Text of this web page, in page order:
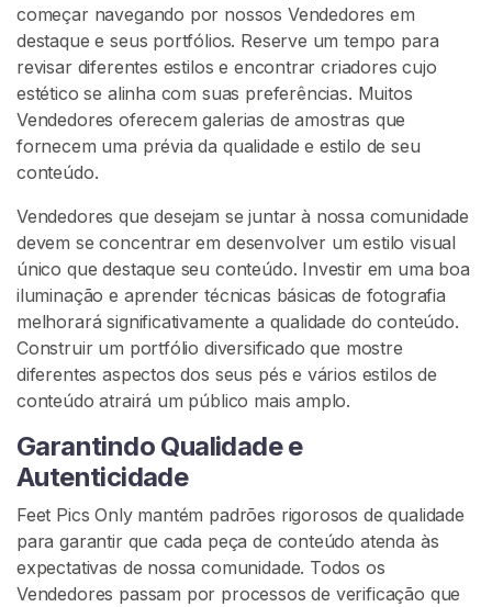
começar navegando por nossos Vendedores em
destaque e seus portfólios. Reserve um tempo para
revisar diferentes estilos e encontrar criadores cujo
estético se alinha com suas preferências. Muitos
Vendedores oferecem galerias de amostras que
fornecem uma prévia da qualidade e estilo de seu
conteúdo.
Vendedores que desejam se juntar à nossa comunidade
devem se concentrar em desenvolver um estilo visual
único que destaque seu conteúdo. Investir em uma boa
iluminação e aprender técnicas básicas de fotografia
melhorará significativamente a qualidade do conteúdo.
Construir um portfólio diversificado que mostre
diferentes aspectos dos seus pés e vários estilos de
conteúdo atrairá um público mais amplo.
Garantindo Qualidade e
Autenticidade
Feet Pics Only mantém padrões rigorosos de qualidade
para garantir que cada peça de conteúdo atenda às
expectativas de nossa comunidade. Todos os
Vendedores passam por processos de verificação que